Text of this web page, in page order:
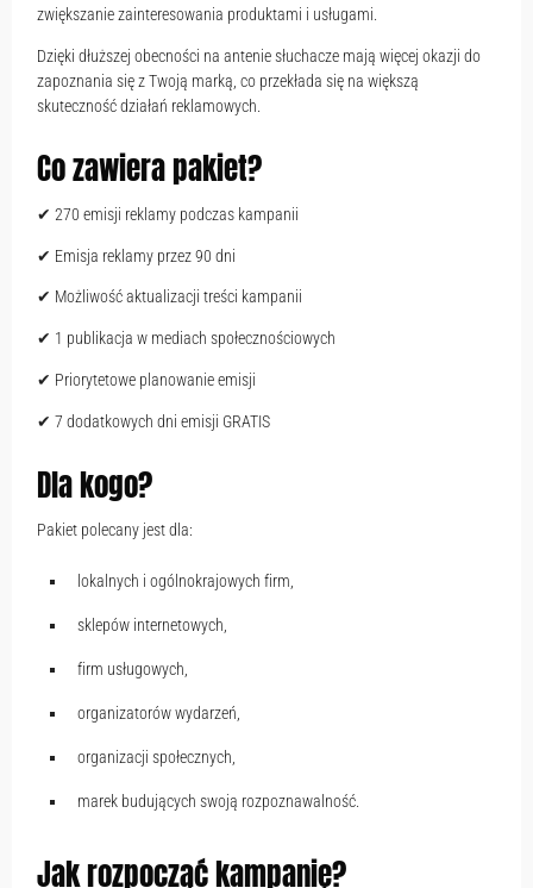
zwiększanie zainteresowania produktami i usługami.
Dzięki dłuższej obecności na antenie słuchacze mają więcej okazji do
zapoznania się z Twoją marką, co przekłada się na większą
skuteczność działań reklamowych.
Co zawiera pakiet?
✔ 270 emisji reklamy podczas kampanii
✔ Emisja reklamy przez 90 dni
✔ Możliwość aktualizacji treści kampanii
✔ 1 publikacja w mediach społecznościowych
✔ Priorytetowe planowanie emisji
✔ 7 dodatkowych dni emisji GRATIS
Dla kogo?
Pakiet polecany jest dla:
lokalnych i ogólnokrajowych firm,
sklepów internetowych,
firm usługowych,
organizatorów wydarzeń,
organizacji społecznych,
marek budujących swoją rozpoznawalność.
Jak rozpocząć kampanię?